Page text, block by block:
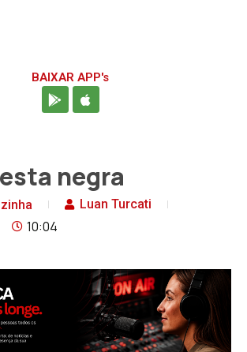
BAIXAR APP's
negra
Luan Turcati
10:04